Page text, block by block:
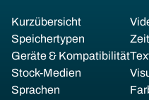
Kurzübersicht
Speichertypen
Geräte & Kompatibilität
Stock-Medien
Sprachen